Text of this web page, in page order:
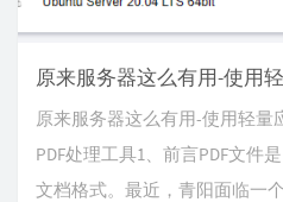
原来服务器这么有用-使用轻量
PDF处理工具1、前言PDF文件
文档格式。最近，青阳面临一